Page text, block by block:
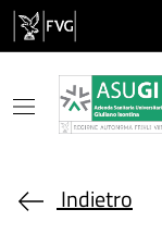
Salta al contenuto
Indietro